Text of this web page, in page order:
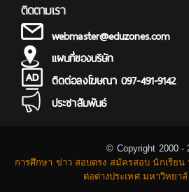
ติดตามเรา
webmaster@eduzones.com
แผนที่ของบริษัท
ติดต่อลงโฆษณา 097-491-9142
ประชาสัมพันธ์
© Copyright 2000 -
การศึกษา ข่าว สอบตรง สมัครสอบ นักเรีย
ต่อต่างประเทศ มหาวิทยาลั